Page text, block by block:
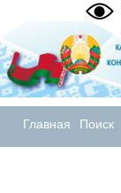
Главная Поиск